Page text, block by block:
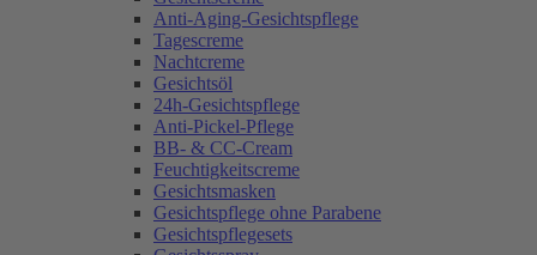
Anti-Aging-Gesichtspflege
Tagescreme
Nachtcreme
Gesichtsöl
24h-Gesichtspflege
Anti-Pickel-Pflege
BB- & CC-Cream
Feuchtigkeitscreme
Gesichtsmasken
Gesichtspflege ohne Parabene
Gesichtspflegesets